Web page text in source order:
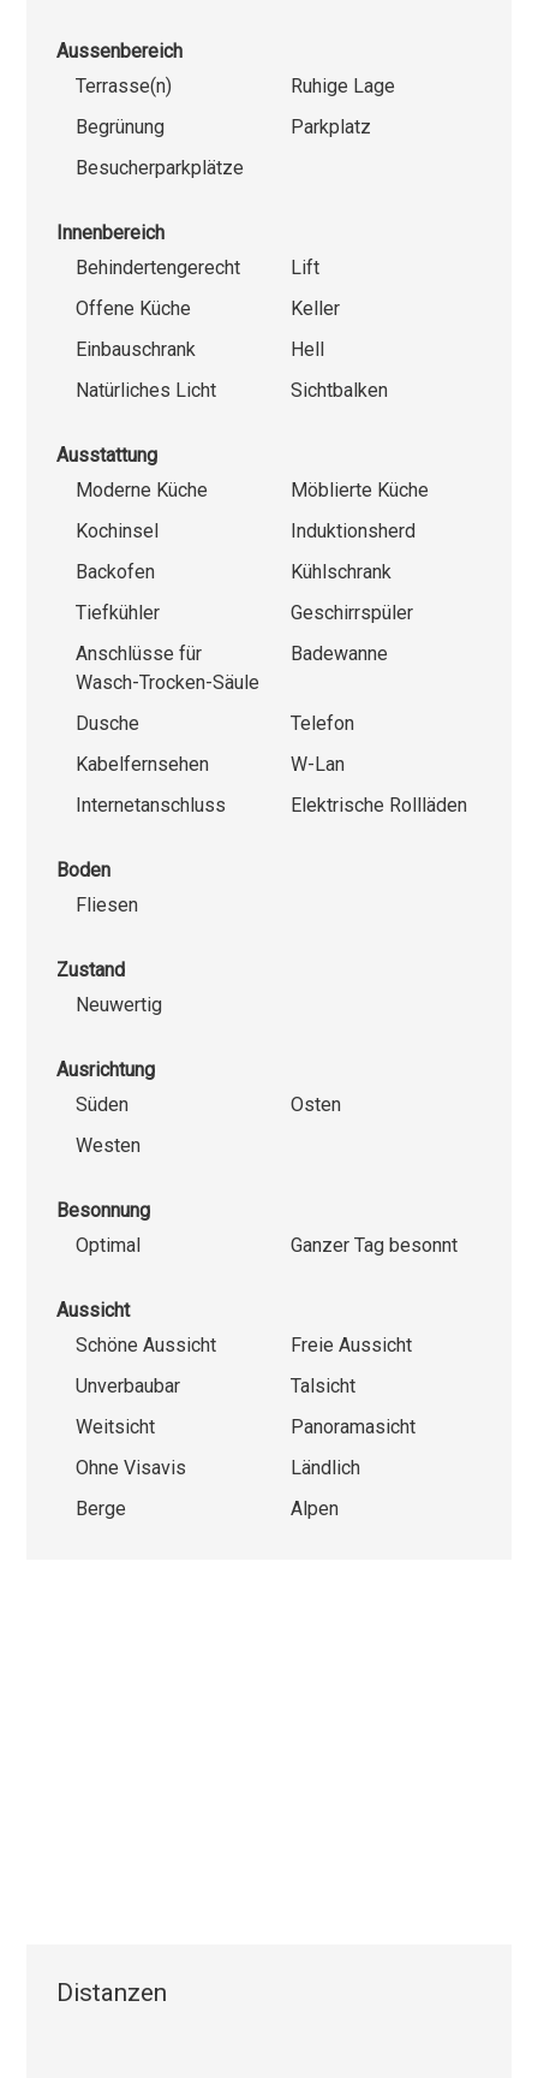
Aussenbereich
Terrasse(n)
Ruhige Lage
Begrünung
Parkplatz
Besucherparkplätze
Innenbereich
Behindertengerecht
Lift
Offene Küche
Keller
Einbauschrank
Hell
Natürliches Licht
Sichtbalken
Ausstattung
Moderne Küche
Möblierte Küche
Kochinsel
Induktionsherd
Backofen
Kühlschrank
Tiefkühler
Geschirrspüler
Anschlüsse für
Wasch-Trocken-Säule
Badewanne
Dusche
Telefon
Kabelfernsehen
W-Lan
Internetanschluss
Elektrische Rollläden
Boden
Fliesen
Zustand
Neuwertig
Ausrichtung
Süden
Osten
Westen
Besonnung
Optimal
Ganzer Tag besonnt
Aussicht
Schöne Aussicht
Freie Aussicht
Unverbaubar
Talsicht
Weitsicht
Panoramasicht
Ohne Visavis
Ländlich
Berge
Alpen
Distanzen